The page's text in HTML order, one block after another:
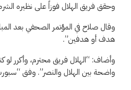
وحقق فريق الهلال فوزاً على نظيره الشرطة العراقي، مساء أمس
وقال صلاح في المؤتمر الصحفي
هدف أو هدفين”.
وأضاف: “الهلال فريق محترم، وأكرر لو
واضحة بين الهلال والنصر”. وفق “سبورت